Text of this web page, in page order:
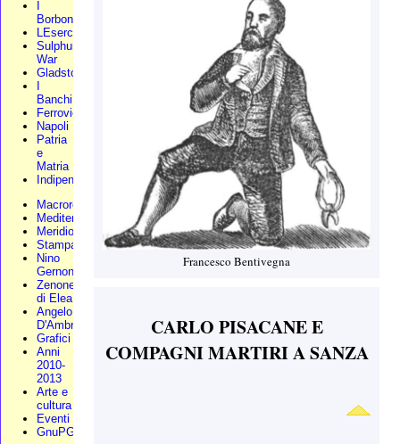
Borbone
LEsercito
Sulphur
War
Gladstone
Banchi
Ferrovie
Napoli
Patria
e
Matria
Indipendenza
Macroregione
Mediterraneo
Meridionali
Stampa
Nino
Gernone
Zenone
di Elea
Angelo
D'Ambra
Grafici
Anni
2010-
2013
Arte e
cultura
Eventi
GnuPG
Francesco Bentivegna
CARLO PISACANE E
COMPAGNI MARTIRI A SANZA